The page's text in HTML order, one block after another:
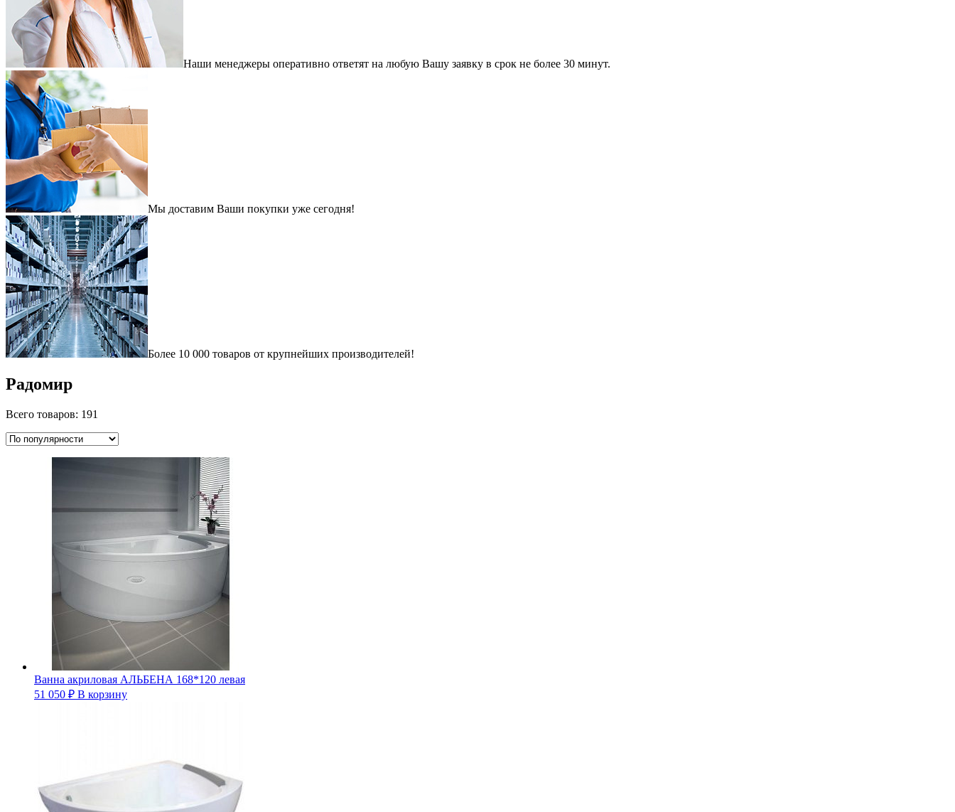
Наши менеджеры оперативно ответят на любую Вашу заявку в срок не более 30 минут.
Мы доставим Ваши покупки уже сегодня!
Более 10 000 товаров от крупнейших производителей!
Радомир
Всего товаров: 191
Ванна акриловая АЛЬБЕНА 168*120 левая
51 050 ₽ В корзину